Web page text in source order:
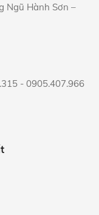
Ngũ Hành Sơn –
- 0905.407.966